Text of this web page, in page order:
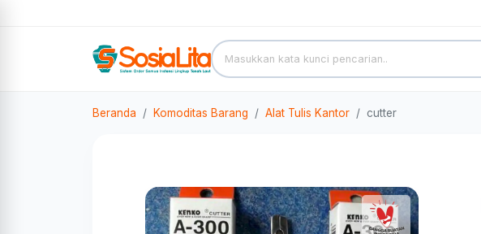
Beranda Komoditas Barang Alat Tulis Kantor cutter